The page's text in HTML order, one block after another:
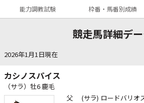
能力調教試験
枠番・馬番別成績
競走馬詳細デ
2026年1月1日現在
カシノスパイス
（サラ）牡6 鹿毛
父 (サラ) ロードバリオ